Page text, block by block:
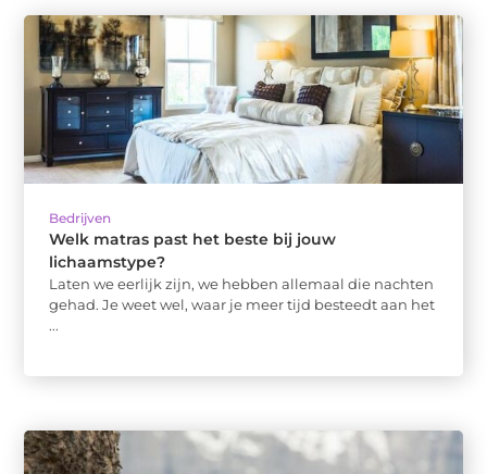
Bedrijven
Welk matras past het beste bij jouw
lichaamstype?
Laten we eerlijk zijn, we hebben allemaal die nachten
gehad. Je weet wel, waar je meer tijd besteedt aan het
...